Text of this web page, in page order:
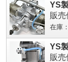
YS
販売
在庫：
YS
販売